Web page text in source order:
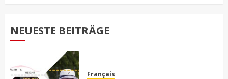
NEUESTE BEITRÄGE
Français